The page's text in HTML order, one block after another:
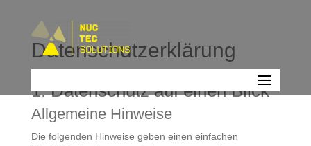
Datenschutz­erklärung
1. Datenschutz auf einen Blick
Allgemeine Hinweise
Die folgenden Hinweise geben einen einfachen